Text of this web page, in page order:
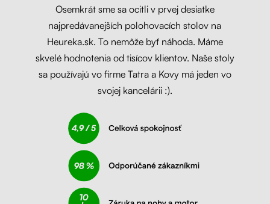
Osemkrát sme sa ocitli v prvej desiatke
najpredávanejších polohovacích stolov na
Heureka.sk. To nemôže byť náhoda. Máme
skvelé hodnotenia od tisícov klientov. Naše stoly
sa používajú vo firme Tatra a Kovy má jeden vo
svojej kancelárii :).